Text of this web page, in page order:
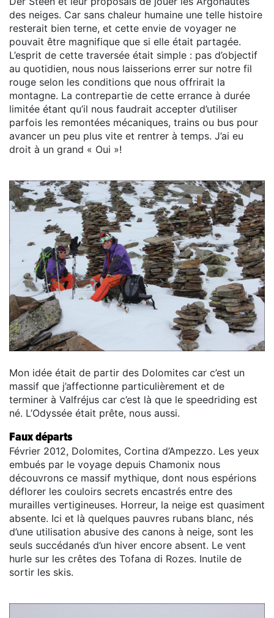
des neiges. Car sans chaleur humaine une telle histoire
resterait bien terne, et cette envie de voyager ne
pouvait être magnifique que si elle était partagée.
L’esprit de cette traversée était simple : pas d’objectif
au quotidien, nous nous laisserions errer sur notre fil
rouge selon les conditions que nous offrirait la
montagne. La contrepartie de cette errance à durée
limitée étant qu’il nous faudrait accepter d’utiliser
parfois les remontées mécaniques, trains ou bus pour
avancer un peu plus vite et rentrer à temps. J’ai eu
droit à un grand « Oui »!
Mon idée était de partir des Dolomites car c’est un
massif que j’affectionne particulièrement et de
terminer à Valfréjus car c’est là que le speedriding est
né. L’Odyssée était prête, nous aussi.
Faux départs
Février 2012, Dolomites, Cortina d’Ampezzo. Les yeux
embués par le voyage depuis Chamonix nous
découvrons ce massif mythique, dont nous espérions
déflorer les couloirs secrets encastrés entre des
murailles vertigineuses. Horreur, la neige est quasiment
absente. Ici et là quelques pauvres rubans blanc, nés
d’une utilisation abusive des canons à neige, sont les
seuls succédanés d’un hiver encore absent. Le vent
hurle sur les crêtes des Tofana di Rozes. Inutile de
sortir les skis.